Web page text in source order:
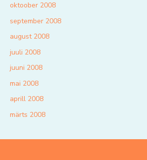
oktoober 2008
september 2008
august 2008
juuli 2008
juuni 2008
mai 2008
aprill 2008
märts 2008